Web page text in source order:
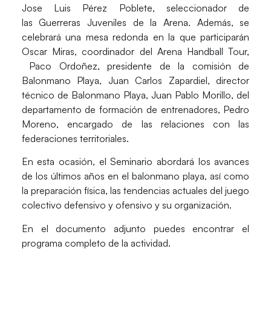
Jose Luis Pérez Poblete, seleccionador de
las Guerreras Juveniles de la Arena. Además, se
celebrará una mesa redonda en la que participarán
Oscar Miras, coordinador del Arena Handball Tour,
Paco Ordoñez, presidente de la comisión de
Balonmano Playa, Juan Carlos Zapardiel, director
técnico de Balonmano Playa, Juan Pablo Morillo, del
departamento de formación de entrenadores, Pedro
Moreno, encargado de las relaciones con las
federaciones territoriales.
En esta ocasión, el Seminario abordará los avances
de los últimos años en el balonmano playa, así como
la preparación física, las tendencias actuales del juego
colectivo defensivo y ofensivo y su organización.
En el documento adjunto puedes encontrar el
programa completo de la actividad.